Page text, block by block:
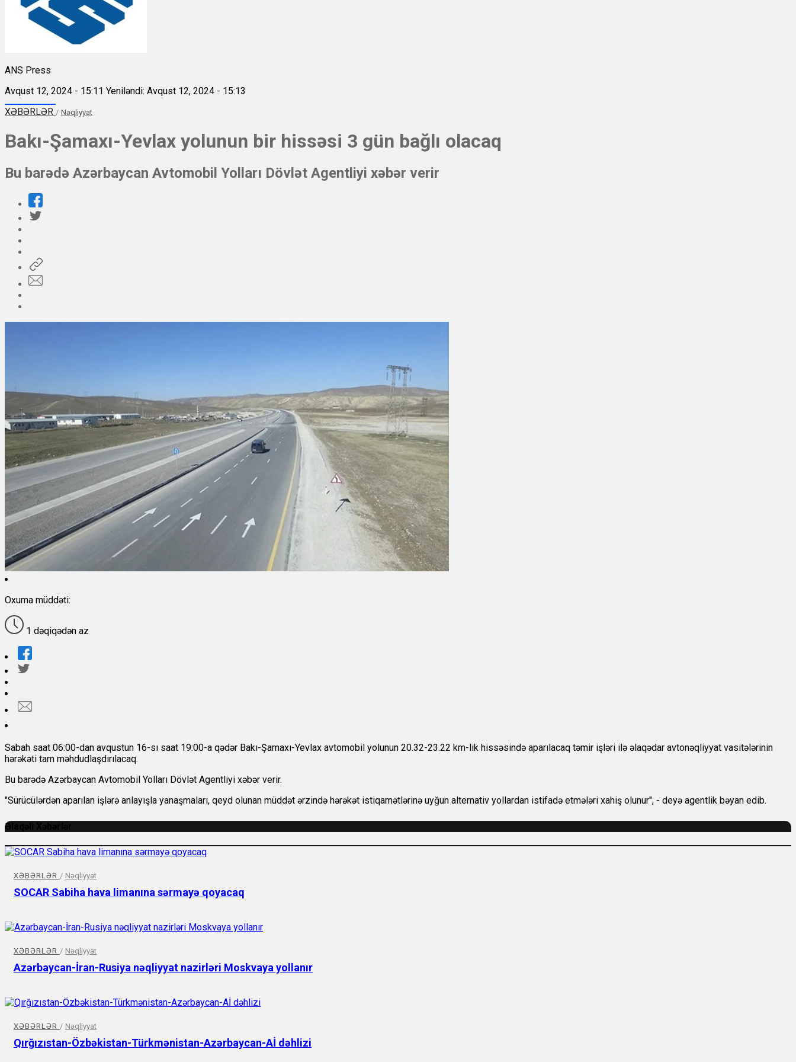
ANS Press
Avqust 12, 2024 - 15:11 Yeniləndi: Avqust 12, 2024 - 15:13
XƏBƏRLƏR / Nəqliyyat
Bakı-Şamaxı-Yevlax yolunun bir hissəsi 3 gün bağlı olacaq
Bu barədə Azərbaycan Avtomobil Yolları Dövlət Agentliyi xəbər verir
Oxuma müddəti:
1 dəqiqədən az
Sabah saat 06:00-dan avqustun 16-sı saat 19:00-a qədər Bakı-Şamaxı-Yevlax avtomobil yolunun 20.32-23.22 km-lik hissəsində aparılacaq təmir işləri ilə əlaqədar avtonəqliyyat vasitələrinin
hərəkəti tam məhdudlaşdırılacaq.
Bu barədə Azərbaycan Avtomobil Yolları Dövlət Agentliyi xəbər verir.
"Sürücülərdən aparılan işlərə anlayışla yanaşmaları, qeyd olunan müddət ərzində hərəkət istiqamətlərinə uyğun alternativ yollardan istifadə etmələri xahiş olunur", - deyə agentlik bəyan edib.
Əlaqəli Xəbərlər
XƏBƏRLƏR / Nəqliyyat
SOCAR Sabiha hava limanına sərmayə qoyacaq
XƏBƏRLƏR / Nəqliyyat
Azərbaycan-İran-Rusiya nəqliyyat nazirləri Moskvaya yollanır
XƏBƏRLƏR / Nəqliyyat
Qırğızıstan-Özbəkistan-Türkmənistan-Azərbaycan-Aİ dəhlizi